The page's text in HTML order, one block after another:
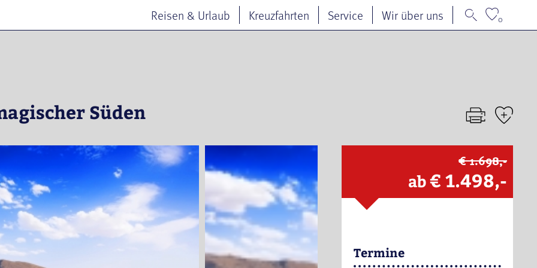
Reisen & Urlaub Kreuzfahrten Service Wir über uns 0
Süden
€ 1.698,-
ab€ 1.498,-
Termine